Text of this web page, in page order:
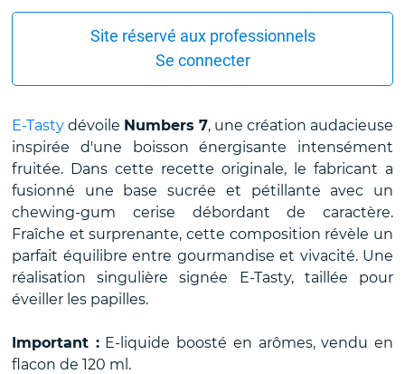
Site réservé aux professionnels
Se connecter
E-Tasty dévoile Numbers 7, une création audacieuse
inspirée d'une boisson énergisante intensément
fruitée. Dans cette recette originale, le fabricant a
fusionné une base sucrée et pétillante avec un
chewing-gum cerise débordant de caractère.
Fraîche et surprenante, cette composition révèle un
parfait équilibre entre gourmandise et vivacité. Une
réalisation singulière signée E-Tasty, taillée pour
éveiller les papilles.
Important :E-liquide boosté en arômes, vendu en
flacon de 120 ml.